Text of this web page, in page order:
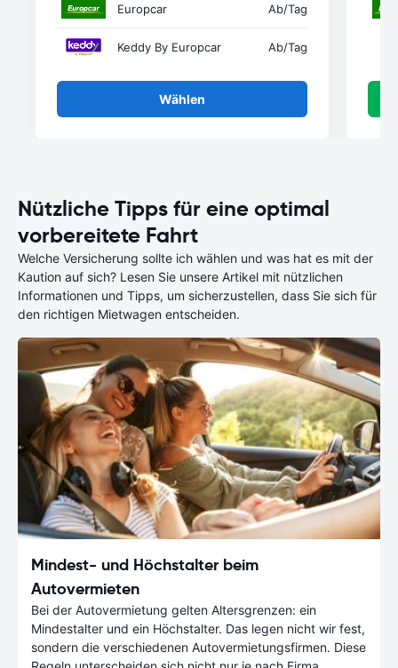
Europcar Ab/Tag
Keddy By Europcar Ab/Tag
Wählen
Nützliche Tipps für eine optimal
vorbereitete Fahrt
Welche Versicherung sollte ich wählen und was hat es mit der
Kaution auf sich? Lesen Sie unsere Artikel mit nützlichen
Informationen und Tipps, um sicherzustellen, dass Sie sich für
den richtigen Mietwagen entscheiden.
Mindest- und Höchstalter beim
Autovermieten
Bei der Autovermietung gelten Altersgrenzen: ein
Mindestalter und ein Höchstalter. Das legen nicht wir fest,
sondern die verschiedenen Autovermietungsfirmen. Diese